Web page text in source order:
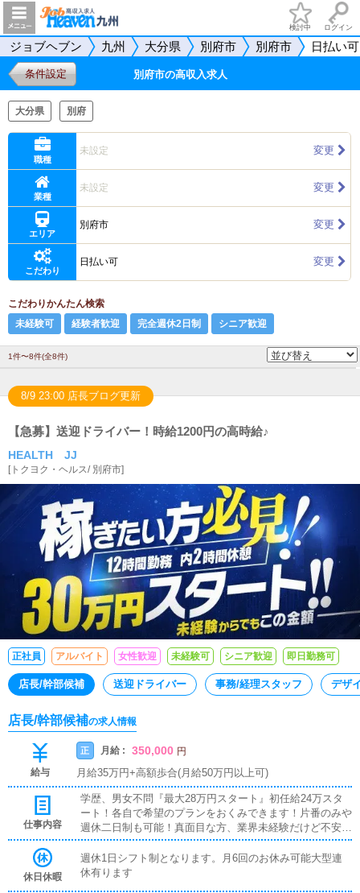
検討中 ログイン
ジョブヘブン 九州 大分県 別府市 別府市 日払い可
条件設定 別府市の高収入求人
大分県 別府
職種
未設定 変更
業種
未設定 変更
エリア
別府市 変更
こだわり
日払い可 変更
こだわりかんたん検索
未経験可
経験者歓迎 完全週休2日制 シニア歓迎
1件〜8件(全8件)
8/9 23:00 店長ブログ更新
【急募】送迎ドライバー！時給1200円の高時給♪
HEALTH JJ
[トクヨク・ヘルス/ 別府市]
正社員 アルバイト 女性歓迎 未経験可 シニア歓迎 即日勤務可
店長/幹部候補 送迎ドライバー 事務/経理スタッフ デザ
店長/幹部候補の求人情報
給与
正 月給 : 350,000 円
月給35万円+高額歩合(月給50万円以上可)
仕事内容
学歴、男女不問『最大28万円スタート』初任給24万スタ
ート！各自で希望のプランをおくみできます！片番のみや
週休二日制も可能！真面目な方、業界未経験だけど不安だ
と思っているあなた！アットホームなJJで一緒にお仕事
してみませんか？また「レジャー産業のノウハウを学びた
い！」「独立願望がある！」「大きな夢がある！」「自分
休日休暇
週休1日シフト制となります。月6回のお休み可能大型連
休有ります